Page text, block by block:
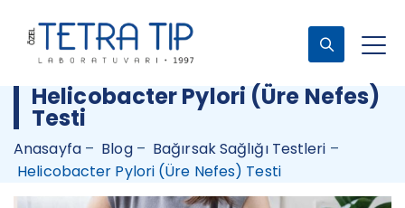
Helicobacter Pylori (Üre Nefes)
Testi
Anasayfa– Blog– Bağırsak Sağlığı Testleri –
Helicobacter Pylori (Üre Nefes) Testi